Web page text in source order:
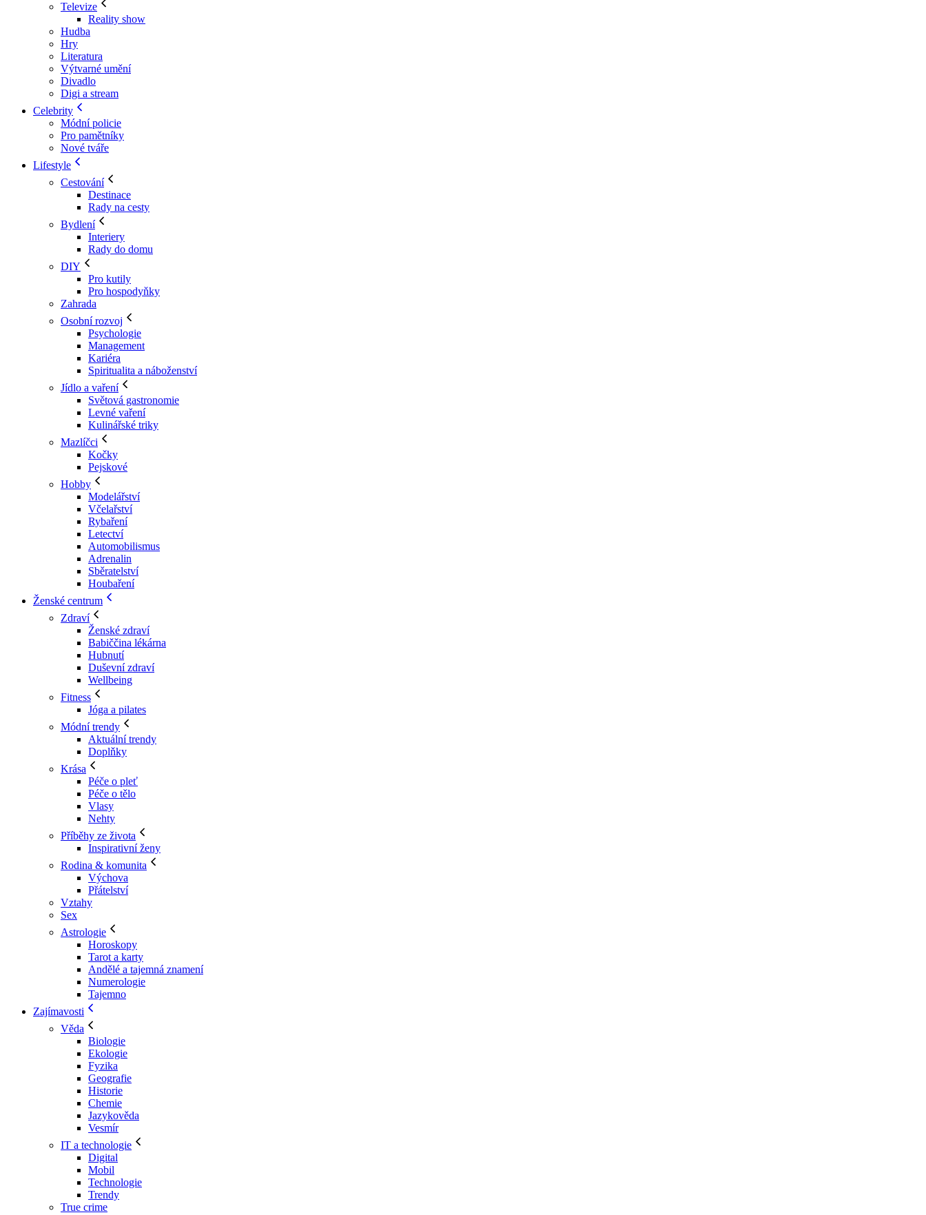
Televize
Reality show
Hudba
Hry
Literatura
Výtvarné umění
Divadlo
Digi a stream
Celebrity
Módní policie
Pro pamětníky
Nové tváře
Lifestyle
Cestování
Destinace
Rady na cesty
Bydlení
Interiery
Rady do domu
DIY
Pro kutily
Pro hospodyňky
Zahrada
Osobní rozvoj
Psychologie
Management
Kariéra
Spiritualita a náboženství
Jídlo a vaření
Světová gastronomie
Levné vaření
Kulinářské triky
Mazlíčci
Kočky
Pejskové
Hobby
Modelářství
Včelařství
Rybaření
Letectví
Automobilismus
Adrenalin
Sběratelství
Houbaření
Ženské centrum
Zdraví
Ženské zdraví
Babiččina lékárna
Hubnutí
Duševní zdraví
Wellbeing
Fitness
Jóga a pilates
Módní trendy
Aktuální trendy
Doplňky
Krása
Péče o pleť
Péče o tělo
Vlasy
Nehty
Příběhy ze života
Inspirativní ženy
Rodina & komunita
Výchova
Přátelství
Vztahy
Sex
Astrologie
Horoskopy
Tarot a karty
Andělé a tajemná znamení
Numerologie
Tajemno
Zajímavosti
Věda
Biologie
Ekologie
Fyzika
Geografie
Historie
Chemie
Jazykověda
Vesmír
IT a technologie
Digital
Mobil
Technologie
Trendy
True crime